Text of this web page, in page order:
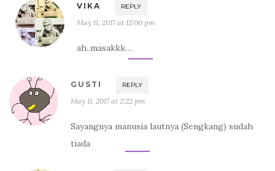
VIKA REPLY
May 11, 2017 at 12:00 pm
ah..masakkk…
GUSTI REPLY
May 11, 2017 at 2:22 pm
Sayangnya manusia lautnya (Sengkang) sudah
tiada